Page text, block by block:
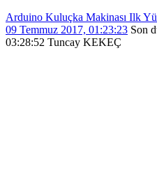
Arduino Kuluçka Makinası Ilk
09 Temmuz 2017, 01:23:23 Son
03:28:52 Tuncay KEKEÇ